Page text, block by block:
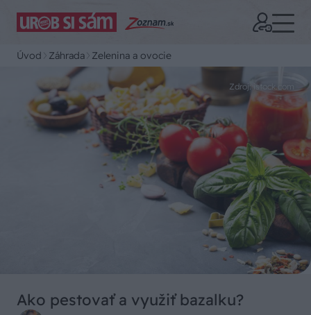
Úvod Záhrada Zelenina a ovocie
Zdroj: istock.com
Ako pestovať a využiť bazalku?